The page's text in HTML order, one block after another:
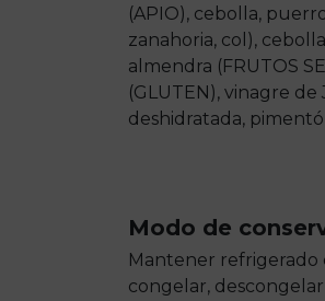
(APIO), cebolla,
zanahoria, col),
almendra (FRUTOS
(GLUTEN), vinagre de
deshidratada,
Modo de
Mantener refrigerado
congelar,